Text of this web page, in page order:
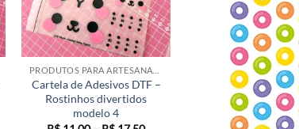
PRODUTOS PARA ARTESANATO
Cartela de Adesivos DTF –
Rostinhos divertidos
modelo 4